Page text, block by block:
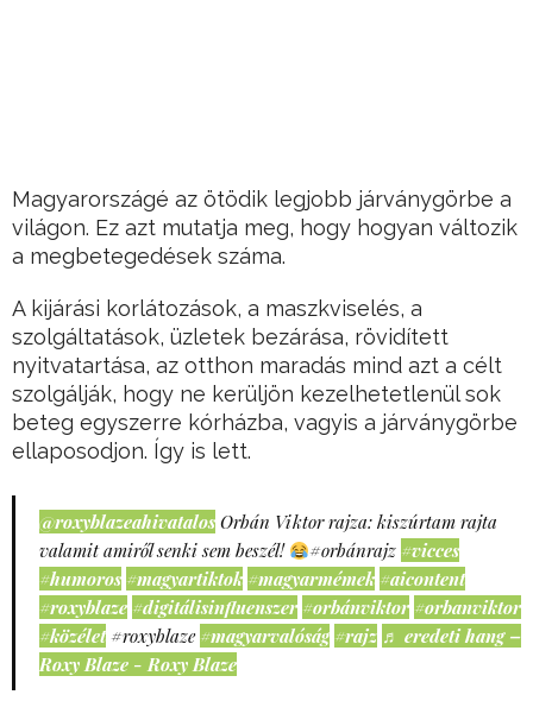
Magyarországé az ötödik legjobb járványgörbe a
világon. Ez azt mutatja meg, hogy hogyan változik
a megbetegedések száma.
A kijárási korlátozások, a maszkviselés, a
szolgáltatások, üzletek bezárása, rövidített
nyitvatartása, az otthon maradás mind azt a célt
szolgálják, hogy ne kerüljön kezelhetetlenül sok
beteg egyszerre kórházba, vagyis a járványgörbe
ellaposodjon. Így is lett.
@roxyblazeahivatalos Orbán Viktor rajza: kiszúrtam rajta
valamit amiről senki sem beszél!
#orbánrajz #vicces
#humoros #magyartiktok #magyarmémek #aicontent
#roxyblaze #digitálisinfluenszer #orbánviktor #orbanviktor
#közélet #roxyblaze #magyarvalóság #rajz ♬ eredeti hang –
Roxy Blaze - Roxy Blaze